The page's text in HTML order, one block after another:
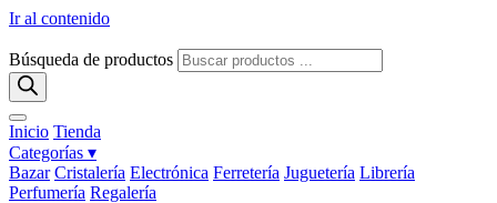
Ir al contenido
Búsqueda de productos
Inicio Tienda
Categorías ▾
Bazar Cristalería Electrónica Ferretería Juguetería Librería
Perfumería Regalería